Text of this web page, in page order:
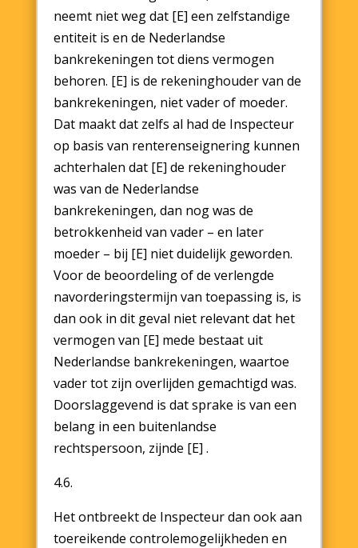
neemt niet weg dat [E] een zelfstandige
entiteit is en de Nederlandse
bankrekeningen tot diens vermogen
behoren. [E] is de rekeninghouder van de
bankrekeningen, niet vader of moeder.
Dat maakt dat zelfs al had de Inspecteur
op basis van renterenseignering kunnen
achterhalen dat [E] de rekeninghouder
was van de Nederlandse
bankrekeningen, dan nog was de
betrokkenheid van vader – en later
moeder – bij [E] niet duidelijk geworden.
Voor de beoordeling of de verlengde
navorderingstermijn van toepassing is, is
dan ook in dit geval niet relevant dat het
vermogen van [E] mede bestaat uit
Nederlandse bankrekeningen, waartoe
vader tot zijn overlijden gemachtigd was.
Doorslaggevend is dat sprake is van een
belang in een buitenlandse
rechtspersoon, zijnde [E] .
4.6.
Het ontbreekt de Inspecteur dan ook aan
toereikende controlemogelijkheden en